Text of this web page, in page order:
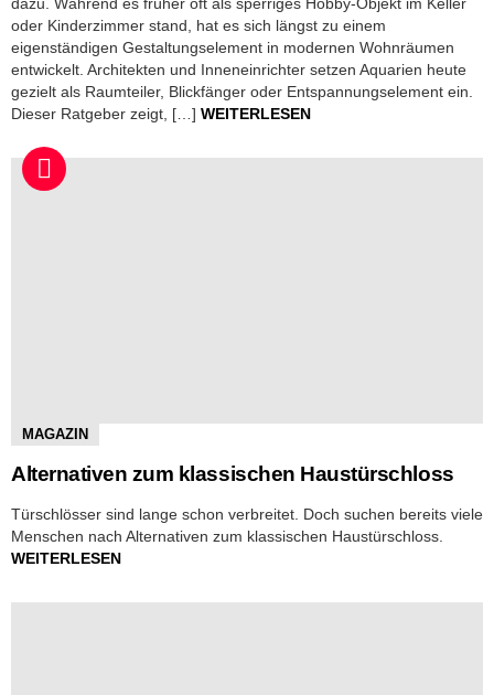
dazu. Während es früher oft als sperriges Hobby-Objekt im Keller
oder Kinderzimmer stand, hat es sich längst zu einem
eigenständigen Gestaltungselement in modernen Wohnräumen
entwickelt. Architekten und Inneneinrichter setzen Aquarien heute
gezielt als Raumteiler, Blickfänger oder Entspannungselement ein.
Dieser Ratgeber zeigt, […] WEITERLESEN
MAGAZIN
Alternativen zum klassischen Haustürschloss
Türschlösser sind lange schon verbreitet. Doch suchen bereits viele
Menschen nach Alternativen zum klassischen Haustürschloss.
WEITERLESEN